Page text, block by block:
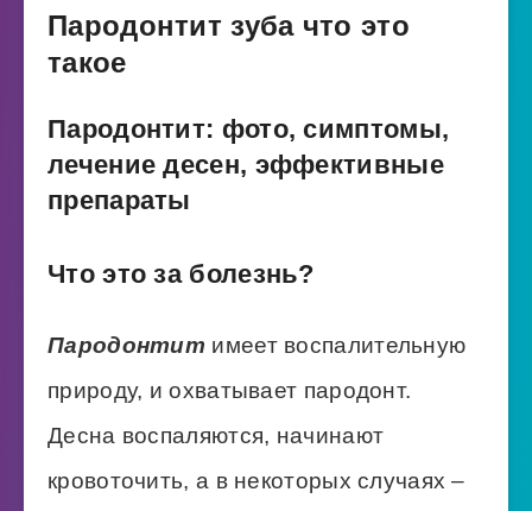
Пародонтит зуба что это
такое
Пародонтит: фото, симптомы,
лечение десен, эффективные
препараты
Что это за болезнь?
Пародонтит имеет воспалительную
природу, и охватывает пародонт.
Десна воспаляются, начинают
кровоточить, а в некоторых случаях –